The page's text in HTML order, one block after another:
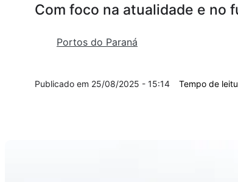
Com foco na atualidade e no
Portos do Paraná
25/08/2025 - 15:14